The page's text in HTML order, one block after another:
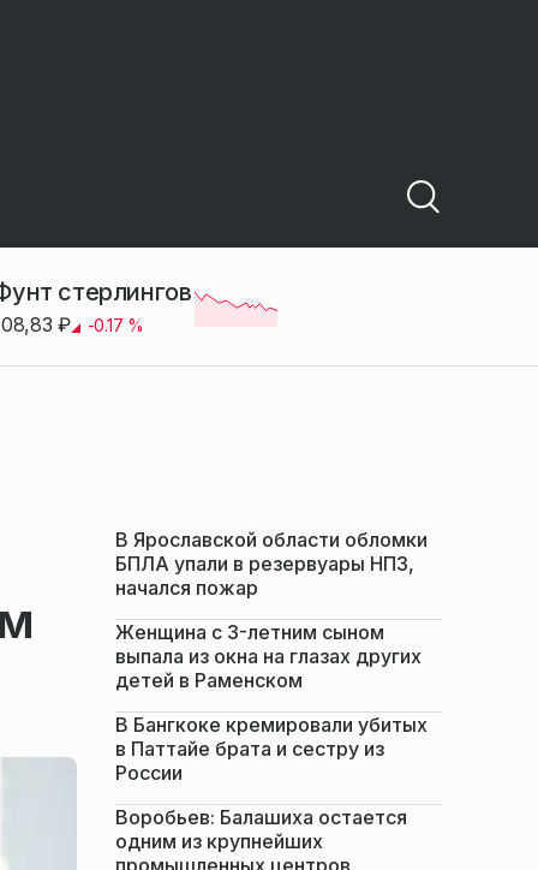
стерлингов
₽ -0.17 %
В Ярославской области обломки
БПЛА упали в резервуары НПЗ,
начался пожар
Женщина с 3-летним сыном
выпала из окна на глазах других
детей в Раменском
В Бангкоке кремировали убитых
в Паттайе брата и сестру из
России
Воробьев: Балашиха остается
одним из крупнейших
промышленных центров